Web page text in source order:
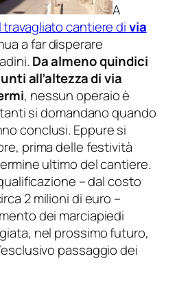
A
travagliato cantiere divia
a far disperare
Da almeno quindici
all’altezza di via
, nessun operaio è
si domandano quando
conclusi. Eppure si
prima delle festività
ultimo del cantiere.
– dal costo
2 milioni di euro –
dei marciapiedi
nel prossimo futuro,
passaggio dei